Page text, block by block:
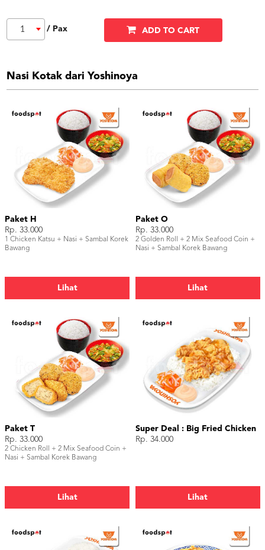
1 / Pax ADD TO CART
Nasi Kotak dari Yoshinoya
Paket H
Rp. 33.000
1 Chicken Katsu + Nasi + Sambal Korek
Bawang
Lihat
Paket O
Rp. 33.000
2 Golden Roll + 2 Mix Seafood Coin +
Nasi + Sambal Korek Bawang
Lihat
Paket T
Rp. 33.000
2 Chicken Roll + 2 Mix Seafood Coin +
Nasi + Sambal Korek Bawang
Lihat
Super Deal : Big Fried Chicken
Rp. 34.000
Lihat